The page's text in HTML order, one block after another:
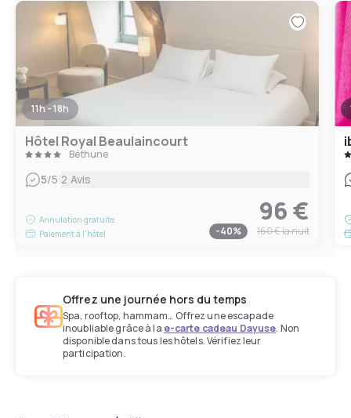
11h - 18h
Hôtel Royal Beaulaincourt
Béthune
5/5|2 Avis
Annulation gratuite
Paiement à l'hôtel
96 €
-40% 160 €la nuit
Offrez une journée hors du temps
Spa, rooftop, hammam… Offrez une escapade
inoubliable grâce à la e-carte cadeau Dayuse. Non
disponible dans tous les hôtels. Vérifiez leur
participation.